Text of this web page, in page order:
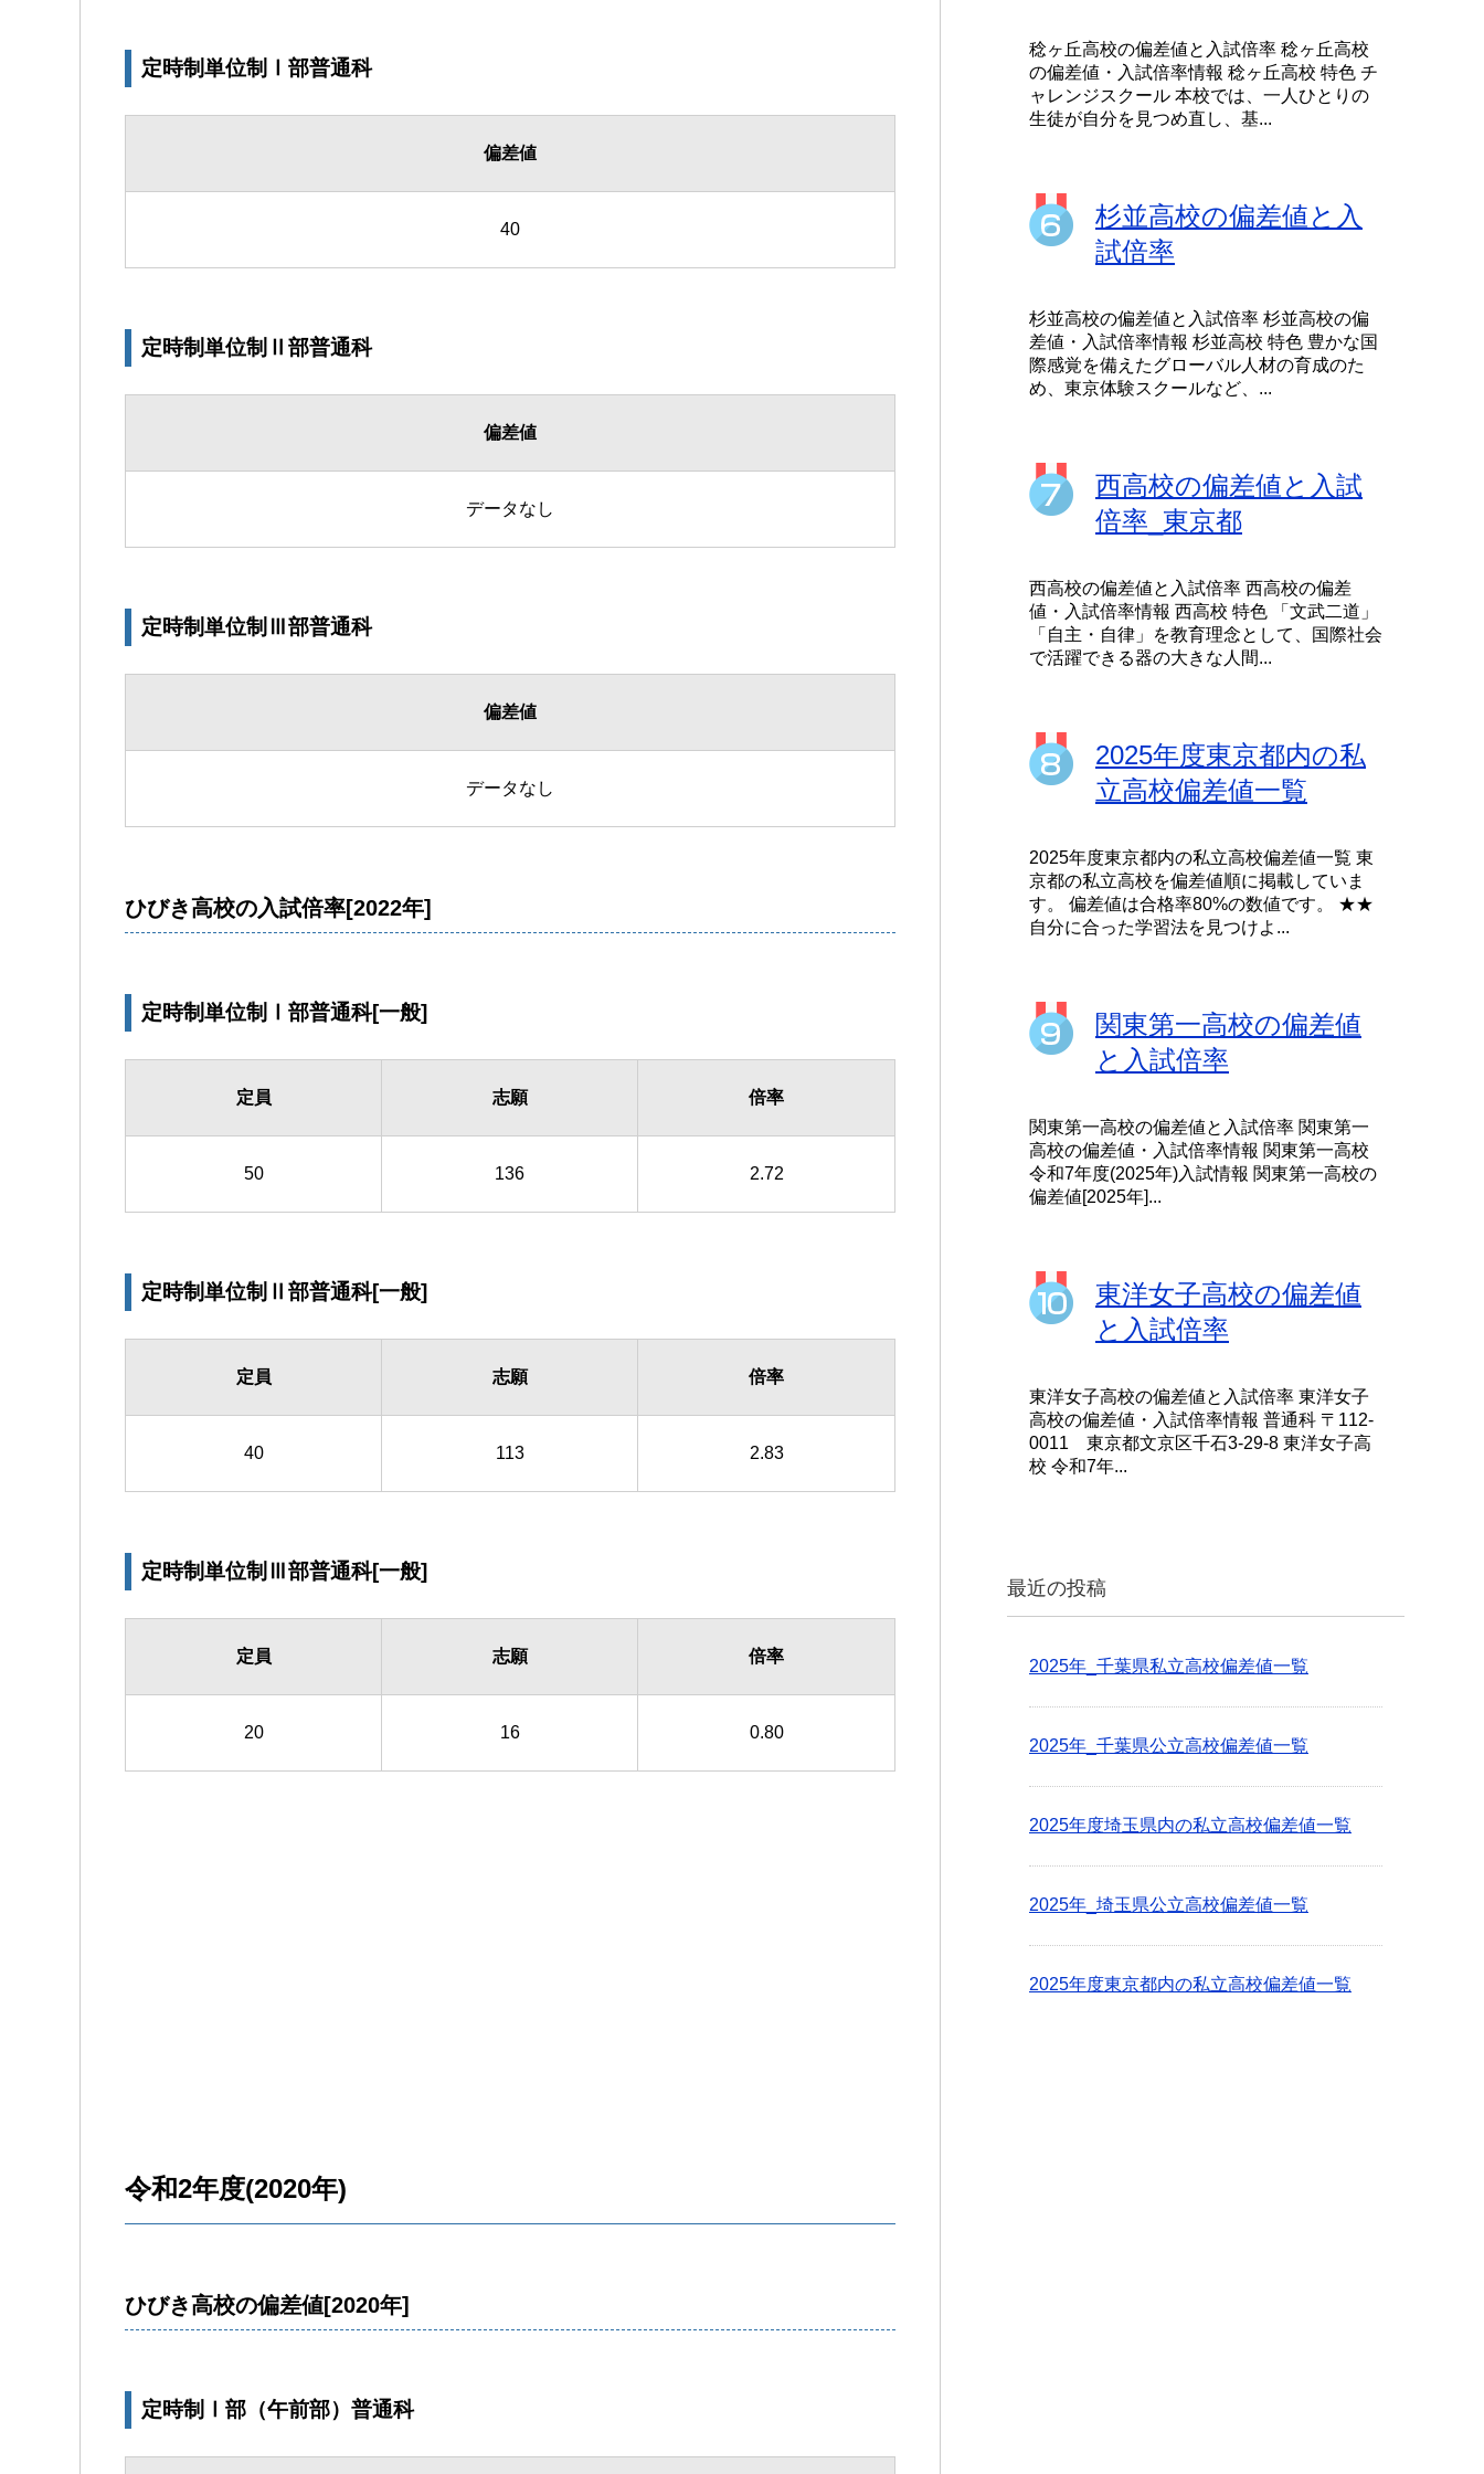
定時制単位制Ⅰ部普通科
偏差値
40
定時制単位制Ⅱ部普通科
偏差値
データなし
定時制単位制Ⅲ部普通科
偏差値
データなし
ひびき高校の入試倍率[2022年]
定時制単位制Ⅰ部普通科[一般]
定員 志願 倍率
50 136 2.72
定時制単位制Ⅱ部普通科[一般]
定員 志願 倍率
40 113 2.83
定時制単位制Ⅲ部普通科[一般]
定員 志願 倍率
20 16 0.80
令和2年度(2020年)
ひびき高校の偏差値[2020年]
定時制Ⅰ部（午前部）普通科
稔ヶ丘高校の偏差値と入試倍率 稔ヶ丘高校
の偏差値・入試倍率情報 稔ヶ丘高校 特色 チ
ャレンジスクール 本校では、一人ひとりの
生徒が自分を見つめ直し、基...
杉並高校の偏差値と入
試倍率
杉並高校の偏差値と入試倍率 杉並高校の偏
差値・入試倍率情報 杉並高校 特色 豊かな国
際感覚を備えたグローバル人材の育成のた
め、東京体験スクールなど、...
西高校の偏差値と入試
倍率_東京都
西高校の偏差値と入試倍率 西高校の偏差
値・入試倍率情報 西高校 特色 「文武二道」
「自主・自律」を教育理念として、国際社会
で活躍できる器の大きな人間...
2025年度東京都内の私
立高校偏差値一覧
2025年度東京都内の私立高校偏差値一覧 東
京都の私立高校を偏差値順に掲載していま
す。 偏差値は合格率80%の数値です。 ★★
自分に合った学習法を見つけよ...
関東第一高校の偏差値
と入試倍率
関東第一高校の偏差値と入試倍率 関東第一
高校の偏差値・入試倍率情報 関東第一高校
令和7年度(2025年)入試情報 関東第一高校の
偏差値[2025年]...
東洋女子高校の偏差値
と入試倍率
東洋女子高校の偏差値と入試倍率 東洋女子
高校の偏差値・入試倍率情報 普通科 〒112-
0011 東京都文京区千石3-29-8 東洋女子高
校 令和7年...
最近の投稿
2025年_千葉県私立高校偏差値一覧
2025年_千葉県公立高校偏差値一覧
2025年度埼玉県内の私立高校偏差値一覧
2025年_埼玉県公立高校偏差値一覧
2025年度東京都内の私立高校偏差値一覧